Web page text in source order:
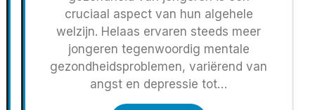
cruciaal aspect van hun algehele
welzijn. Helaas ervaren steeds meer
jongeren tegenwoordig mentale
gezondheidsproblemen, variërend van
angst en depressie tot…